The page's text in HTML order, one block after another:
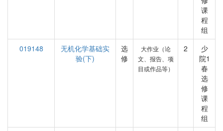
课
程
组
019148
无机化学基础实
验(下)
选
修
大作业（论
文、报告、项
目或作品等）
2
少
院1
春
选
修
课
程
组